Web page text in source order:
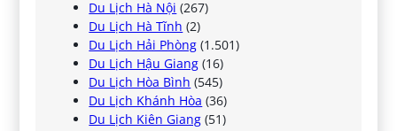
Du Lịch Hà Nội (267)
Du Lịch Hà Tĩnh (2)
Du Lịch Hải Phòng (1.501)
Du Lịch Hậu Giang (16)
Du Lịch Hòa Bình (545)
Du Lịch Khánh Hòa (36)
Du Lịch Kiên Giang (51)